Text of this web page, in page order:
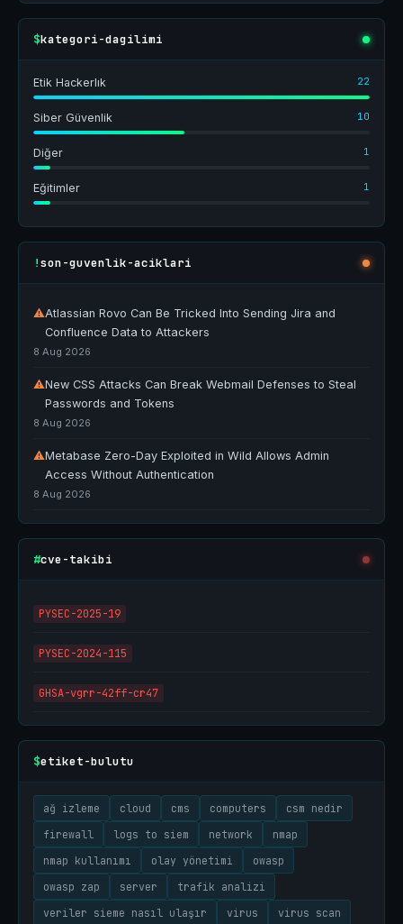
$kategori-dagilimi
Etik Hackerlık 22
Siber Güvenlik 10
Diğer 1
Eğitimler 1
!son-guvenlik-aciklari
⚠Atlassian Rovo Can Be Tricked Into Sending Jira and
Confluence Data to Attackers
8 Aug 2026
⚠New CSS Attacks Can Break Webmail Defenses to Steal
Passwords and Tokens
8 Aug 2026
⚠Metabase Zero-Day Exploited in Wild Allows Admin
Access Without Authentication
8 Aug 2026
#cve-takibi
PYSEC-2025-19
PYSEC-2024-115
GHSA-vgrr-42ff-cr47
$etiket-bulutu
ağ izleme cloud cms computers
csm nedir
firewall
logs to siem network
nmap
nmap kullanımı
olay yönetimi
owasp
owasp zap
server
trafik analizi
veriler sieme nasıl ulaşır
virus virus scan